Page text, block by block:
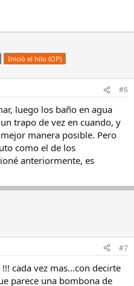
Inició el hilo (OP)
#6
luego los baño en agua
trapo de vez en cuando, y
manera posible. Pero
como el de los
anteriormente, es
#7
cada vez mas...con decirte
parece una bombona de